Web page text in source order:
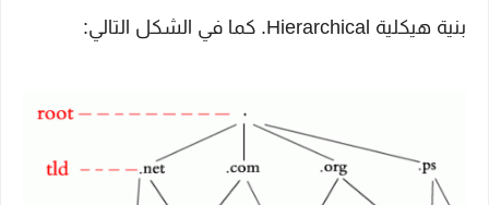
بنية هيكلية Hierarchical. كما في الشكل التالي: